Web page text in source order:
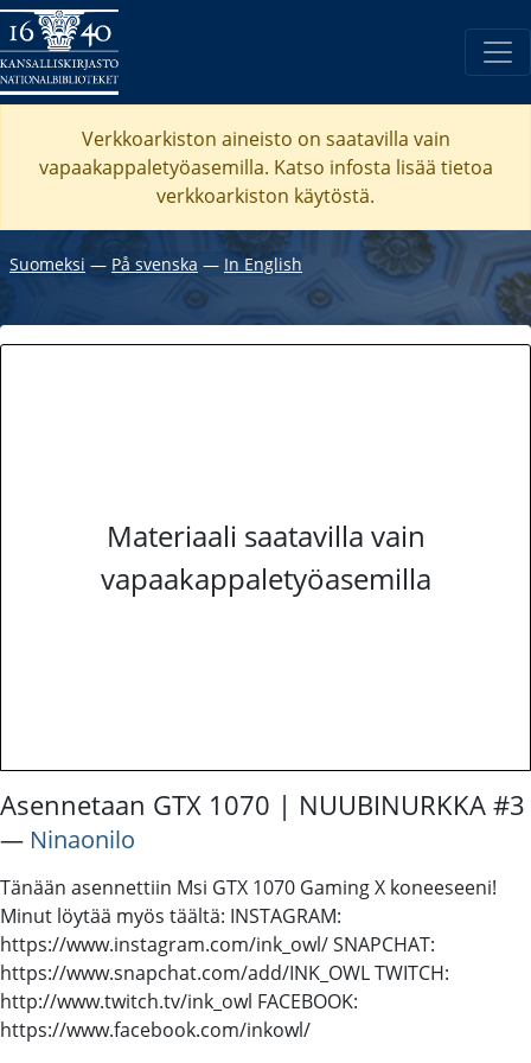
Verkkoarkiston aineisto on saatavilla vain
vapaakappaletyöasemilla. Katso infosta lisää tietoa
verkkoarkiston käytöstä.
Suomeksi ― På svenska ― In English
Materiaali saatavilla vain
vapaakappaletyöasemilla
Asennetaan GTX 1070 | NUUBINURKKA #3
― Ninaonilo
Tänään asennettiin Msi GTX 1070 Gaming X koneeseeni!
Minut löytää myös täältä: INSTAGRAM:
https://www.instagram.com/ink_owl/ SNAPCHAT:
https://www.snapchat.com/add/INK_OWL TWITCH:
http://www.twitch.tv/ink_owl FACEBOOK:
https://www.facebook.com/inkowl/